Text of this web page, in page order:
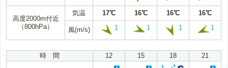
高度2000m付近
（800hPa）
気温 17℃ 16℃ 16℃ 16℃
風(m/s) 1 1 1 1
時 間 12 15 18 21